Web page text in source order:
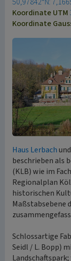
Koordinate UTM
Koordinate
Haus Lerbach
beschrieben als
(KLB) wie im
Regionalplan
historischen
Maßstabsebene
Schlossartige
Seidl / L. Bopp)